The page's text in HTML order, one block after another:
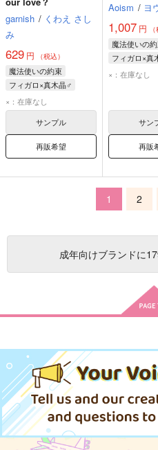
garnish / くわえ さし
み
629 円 （税込）
魔法使いの約束
フィガロ×真木晶♂
フィガロ
×：在庫なし
サンプル
再販希望
Aoism / ヨ
1,007 円
魔法使いの
フィガロ×真
フィガロ
×：在庫なし
サン
再販
1 2
成年向けブランドに